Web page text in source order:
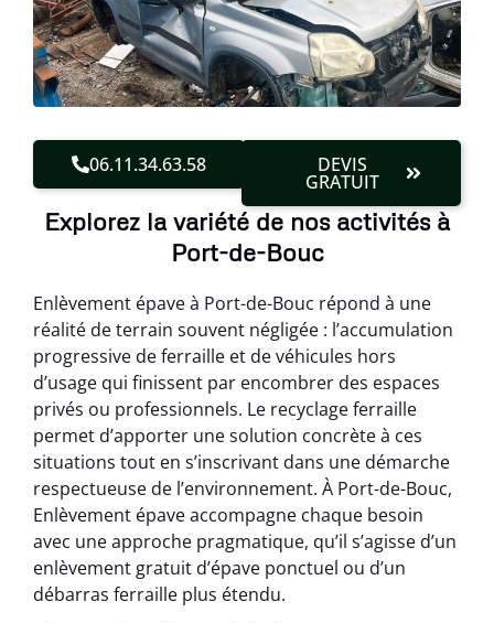
06.11.34.63.58 DEVIS
GRATUIT
Explorez la variété de nos activités à
Port-de-Bouc
Enlèvement épave à Port-de-Bouc répond à une
réalité de terrain souvent négligée : l’accumulation
progressive de ferraille et de véhicules hors
d’usage qui finissent par encombrer des espaces
privés ou professionnels. Le recyclage ferraille
permet d’apporter une solution concrète à ces
situations tout en s’inscrivant dans une démarche
respectueuse de l’environnement. À Port-de-Bouc,
Enlèvement épave accompagne chaque besoin
avec une approche pragmatique, qu’il s’agisse d’un
enlèvement gratuit d’épave ponctuel ou d’un
débarras ferraille plus étendu.